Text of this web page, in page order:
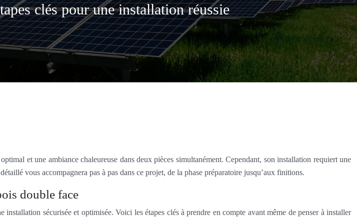
clés pour une installation réussie
et une ambiance chaleureuse dans deux pièces simultanément. Cependant, son installation requiert une
vous accompagnera pas à pas dans ce projet, de la phase préparatoire jusqu’aux finitions.
double face
sécurisée et optimisée. Voici les étapes clés à prendre en compte avant même de penser à installer